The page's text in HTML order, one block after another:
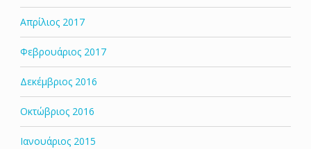
Απρίλιος 2017
Φεβρουάριος 2017
Δεκέμβριος 2016
Οκτώβριος 2016
Ιανουάριος 2015